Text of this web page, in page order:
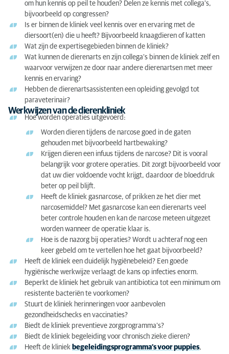
om hun kennis op peil te houden? Delen ze kennis met collega's,
bijvoorbeeld op congressen?
Is er binnen de kliniek veel kennis over en ervaring met de
diersoort(en) die u heeft? Bijvoorbeeld knaagdieren of katten
Wat zijn de expertisegebieden binnen de kliniek?
Wat kunnen de dierenarts en zijn collega's binnen de kliniek zelf en
waarvoor verwijzen ze door naar andere dierenartsen met meer
kennis en ervaring?
Hebben de dierenartsassistenten een opleiding gevolgd tot
paraveterinair?
Werkwijzen van de dierenkliniek
Hoe worden operaties uitgevoerd:
Worden dieren tijdens de narcose goed in de gaten
gehouden met bijvoorbeeld hartbewaking?
Krijgen dieren een infuus tijdens de narcose? Dit is vooral
belangrijk voor grotere operaties. Dit zorgt bijvoorbeeld voor
dat uw dier voldoende vocht krijgt, daardoor de bloeddruk
beter op peil blijft.
Heeft de kliniek gasnarcose, of prikken ze het dier met
narcosemiddel? Met gasnarcose kan een dierenarts veel
beter controle houden en kan de narcose meteen uitgezet
worden wanneer de operatie klaar is.
Hoe is de nazorg bij operaties? Wordt u achteraf nog een
keer gebeld om te vertellen hoe het gaat bijvoorbeeld?
Heeft de kliniek een duidelijk hygiënebeleid? Een goede
hygiënische werkwijze verlaagt de kans op infecties enorm.
Beperkt de kliniek het gebruik van antibiotica tot een minimum om
resistente bacteriën te voorkomen?
Stuurt de kliniek herinneringen voor aanbevolen
gezondheidschecks en vaccinaties?
Biedt de kliniek preventieve zorgprogramma's?
Biedt de kliniek begeleiding voor chronisch zieke dieren?
Heeft de kliniek begeleidingsprogramma’s voor puppies,